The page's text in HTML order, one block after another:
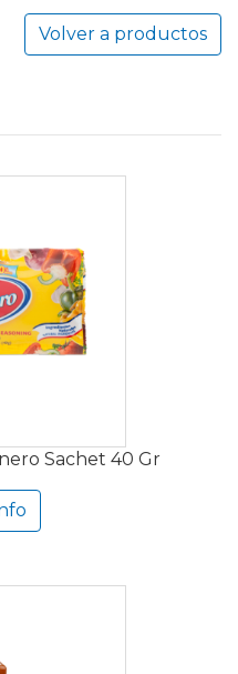
Volver a productos
Sachet 40 Gr